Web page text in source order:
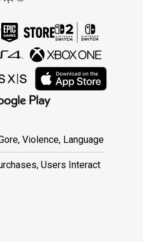
Violence, Language
Users Interact